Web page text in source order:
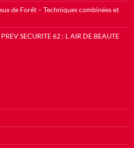
de Forêt – Techniques combinées et
SECURITE 62 : L AIR DE BEAUTE